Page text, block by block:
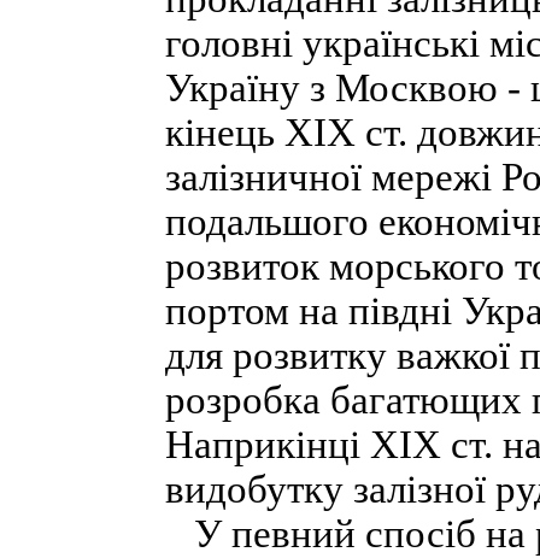
головні українські
Україну з Москвою -
кінець XIX ст.
залізничної мережі
подальшого
розвиток морського
портом на півдні
для розвитку важкої
розробка багатющих
Наприкінці XIX ст.
видобутку залізної
У певний спосіб на